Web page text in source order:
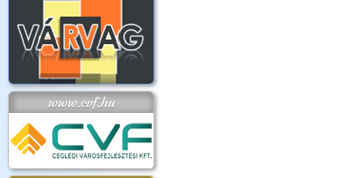
www.cvf.hu